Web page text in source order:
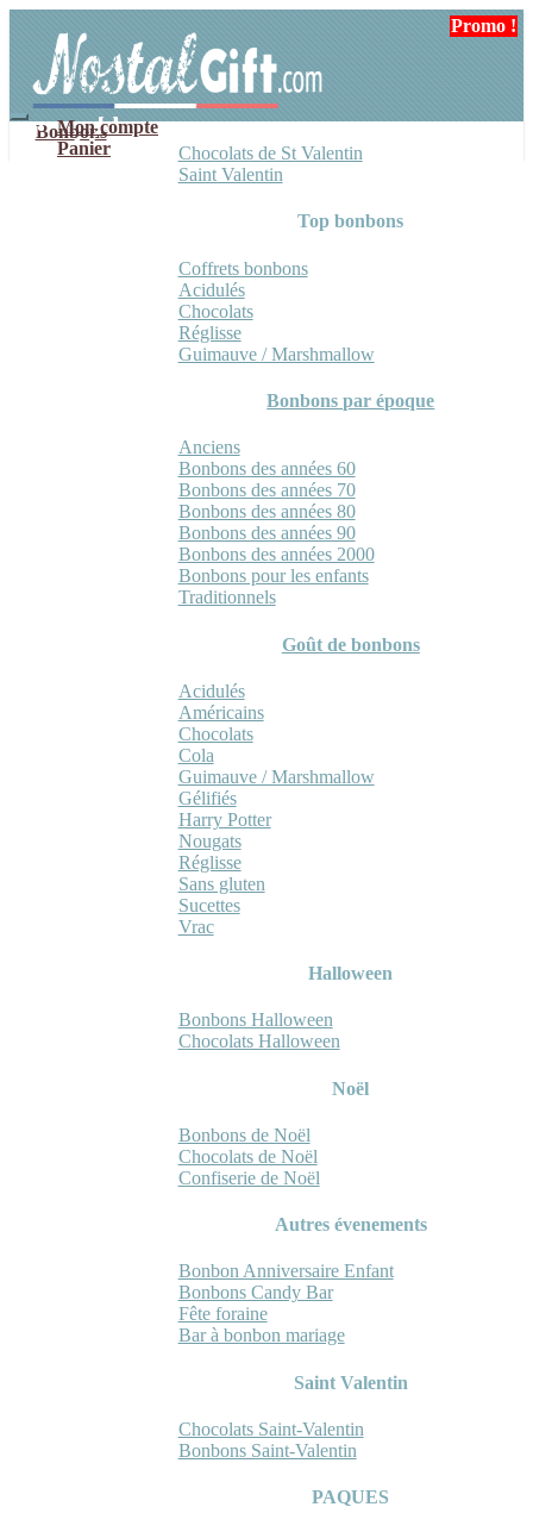
navigation
contenu
Mon compte
Panier
Bonbons
Chocolats de St Valentin
Saint Valentin
Top bonbons
Coffrets bonbons
Acidulés
Chocolats
Réglisse
Guimauve / Marshmallow
Bonbons par époque
Anciens
Bonbons des années 60
Bonbons des années 70
Bonbons des années 80
Bonbons des années 90
Bonbons des années 2000
Bonbons pour les enfants
Traditionnels
Goût de bonbons
Acidulés
Américains
Chocolats
Cola
Guimauve / Marshmallow
Gélifiés
Harry Potter
Nougats
Réglisse
Sans gluten
Sucettes
Vrac
Halloween
Bonbons Halloween
Chocolats Halloween
Noël
Bonbons de Noël
Chocolats de Noël
Confiserie de Noël
Autres évenements
Bonbon Anniversaire Enfant
Bonbons Candy Bar
Fête foraine
Bar à bonbon mariage
Saint Valentin
Chocolats Saint-Valentin
Bonbons Saint-Valentin
PAQUES
Promo !